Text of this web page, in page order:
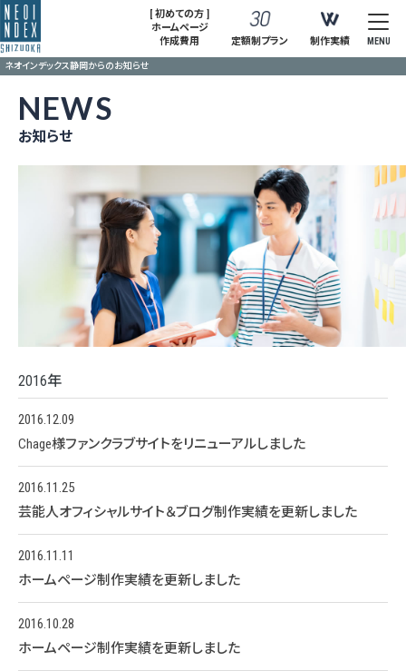
[ 初めての方 ]
ホームページ
作成費用
定額制プラン 制作実績 MENU
ネオインデックス静岡からのお知らせ
NEWS
お知らせ
2016年
2016.12.09
Chage様ファンクラブサイトをリニューアルしました
2016.11.25
芸能人オフィシャルサイト＆ブログ制作実績を更新しました
2016.11.11
ホームページ制作実績を更新しました
2016.10.28
ホームページ制作実績を更新しました